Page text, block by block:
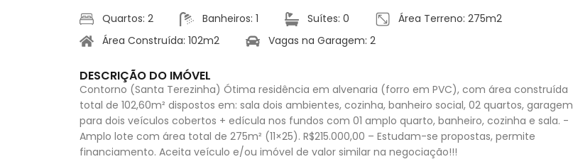
Quartos: 2 Banheiros: 1 Suítes: 0
Área Terreno: 275m2
Área Construída: 102m2
Vagas na Garagem: 2
DESCRIÇÃO DO IMÓVEL
Contorno (Santa Terezinha) Ótima residência em alvenaria (forro em PVC), com área construída
total de 102,60m² dispostos em: sala dois ambientes, cozinha, banheiro social, 02 quartos, garagem
para dois veículos cobertos + edícula nos fundos com 01 amplo quarto, banheiro, cozinha e sala. -
Amplo lote com área total de 275m² (11×25). R$215.000,00 – Estudam-se propostas, permite
financiamento. Aceita veículo e/ou imóvel de valor similar na negociação!!!